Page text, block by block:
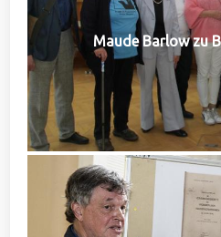
Maude Barlow zu